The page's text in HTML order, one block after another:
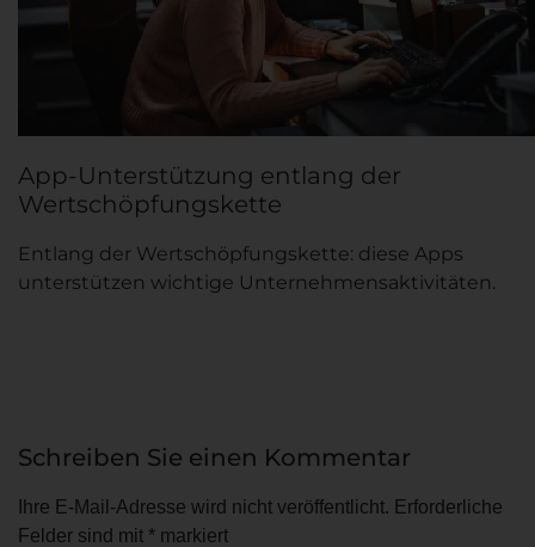
App-Unterstützung entlang der
Wertschöpfungskette
Entlang der Wertschöpfungskette: diese Apps
unterstützen wichtige Unternehmensaktivitäten.
Schreiben Sie einen Kommentar
Ihre E-Mail-Adresse wird nicht veröffentlicht. Erforderliche
Felder sind mit * markiert